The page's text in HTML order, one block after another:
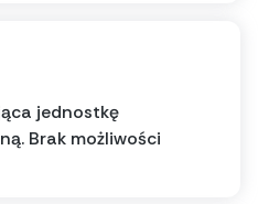
jednostkę
Brak możliwości